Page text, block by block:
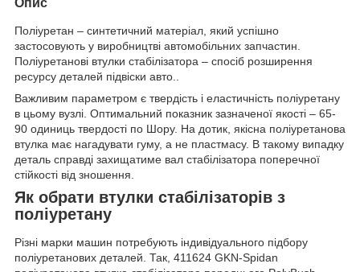
Поліуретан – синтетичний матеріал, який успішно
застосовують у виробництві автомобільних запчастин.
Поліуретанові втулки стабілізатора – спосіб розширення
ресурсу деталей підвіски авто..
Важливим параметром є твердість і еластичність поліуретану
в цьому вузлі. Оптимальний показник зазначеної якості – 65-
90 одиниць твердості по Шору. На дотик, якісна поліуретанова
втулка має нагадувати гуму, а не пластмасу. В такому випадку
деталь справді захищатиме вал стабілізатора поперечної
стійкості від зношення.
Як обрати втулки стабілізаторів з
поліуретану
Різні марки машин потребують індивідуального підбору
поліуретанових деталей. Так, 411624 GKN-Spidan